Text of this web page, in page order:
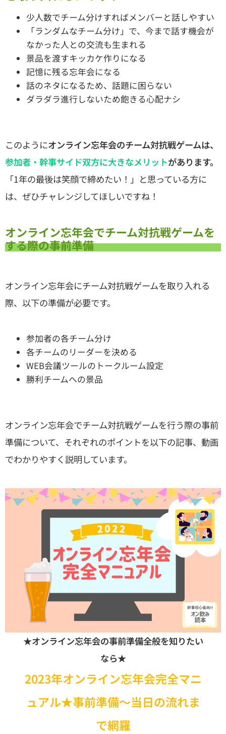
少人数でチーム分けすればメンバーと話しやすい
「ランダムなチーム分け」で、今まで話す機会が
なかった人との交流も生まれる
景品を渡すキッカケ作りになる
記憶に残る忘年会になる
話のネタになるため、話題に困らない
ダラダラ進行しないため飽きる心配ナシ
このようにオンライン忘年会のチーム対抗戦ゲームは、
参加者・幹事サイド双方に大きなメリットがあります。
「1年の最後は笑顔で締めたい！」と思っている方に
は、ぜひチャレンジしてほしいですね！
オンライン忘年会でチーム対抗戦ゲームを
する際の事前準備
オンライン忘年会にチーム対抗戦ゲームを取り入れる
際、以下の準備が必要です。
参加者の各チーム分け
各チームのリーダーを決める
WEB会議ツールのトークルーム設定
勝利チームへの景品
オンライン忘年会でチーム対抗戦ゲームを行う際の事前
準備について、それぞれのポイントを以下の記事、動画
でわかりやすく説明しています。
★オンライン忘年会の事前準備全般を知りたい
なら★
2023年オンライン忘年会完全マニ
ュアル★事前準備〜当日の流れま
で網羅